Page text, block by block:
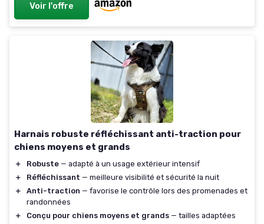
Voir l'offre
Harnais robuste réfléchissant anti-traction pour
chiens moyens et grands
＋ Robuste — adapté à un usage extérieur intensif
＋
Réfléchissant — meilleure visibilité et sécurité la nuit
＋
Anti-traction — favorise le contrôle lors des promenades et
randonnées
＋
Conçu pour chiens moyens et grands — tailles adaptées